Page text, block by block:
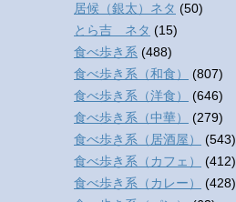
居候（銀太）ネタ (50)
とら吉 ネタ (15)
食べ歩き系 (488)
食べ歩き系（和食）
(807)
食べ歩き系（洋食）
(646)
食べ歩き系（中華）
(279)
食べ歩き系（居酒屋）
(543)
食べ歩き系（カフェ）
(412)
食べ歩き系（カレー）
(428)